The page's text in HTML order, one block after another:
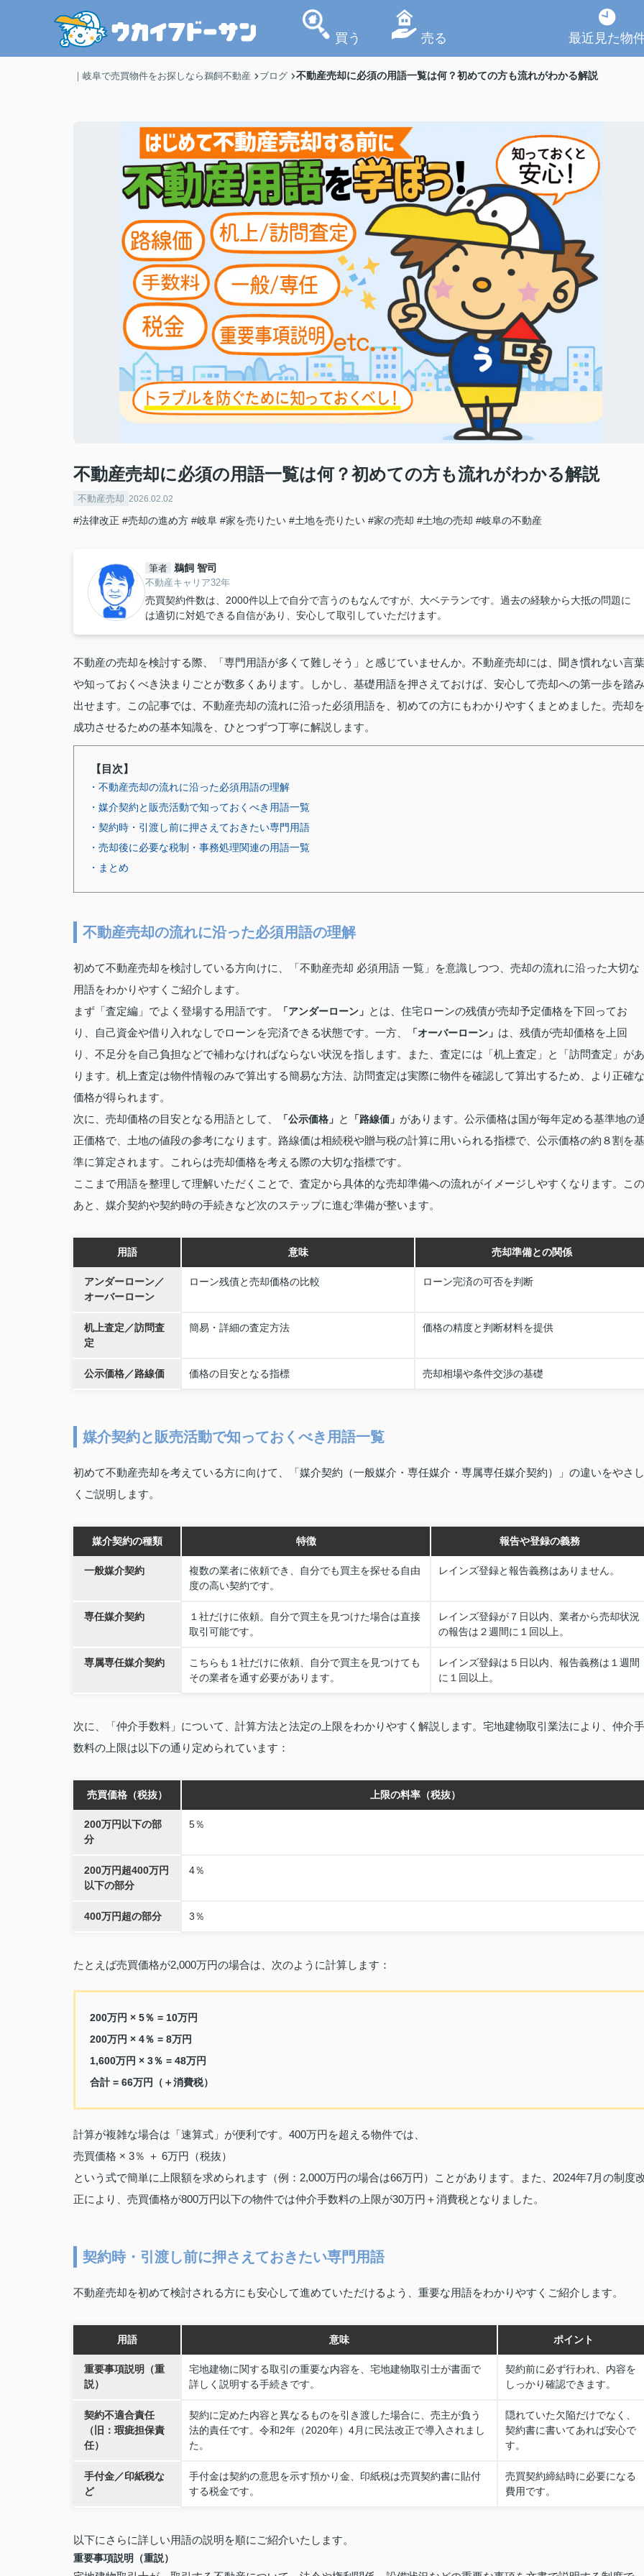
買う 売る 最近見た物
｜岐阜で売買物件をお探しなら鵜飼不動産 ブログ 不動産売却に必須の用語一覧は何？初めての方も流れがわかる解説
不動産売却に必須の用語一覧は何？初めての方も流れがわかる解説
不動産売却 2026.02.02
#法律改正 #売却の進め方 #岐阜 #家を売りたい #土地を売りたい #家の売却 #土地の売却 #岐阜の不動産
筆者 鵜飼 智司
不動産キャリア32年
売買契約件数は、2000件以上で自分で言うのもなんですが、大ベテランです。過去の経験から大抵の問題に
は適切に対処できる自信があり、安心して取引していただけます。
不動産の売却を検討する際、「専門用語が多くて難しそう」と感じていませんか。不動産売却には、聞き慣れない言葉
や知っておくべき決まりごとが数多くあります。しかし、基礎用語を押さえておけば、安心して売却への第一歩を踏み
出せます。この記事では、不動産売却の流れに沿った必須用語を、初めての方にもわかりやすくまとめました。売却を
成功させるための基本知識を、ひとつずつ丁寧に解説します。
【目次】
・不動産売却の流れに沿った必須用語の理解
・媒介契約と販売活動で知っておくべき用語一覧
・契約時・引渡し前に押さえておきたい専門用語
・売却後に必要な税制・事務処理関連の用語一覧
・まとめ
不動産売却の流れに沿った必須用語の理解
初めて不動産売却を検討している方向けに、「不動産売却 必須用語 一覧」を意識しつつ、売却の流れに沿った大切な
用語をわかりやすくご紹介します。
まず「査定編」でよく登場する用語です。
「アンダーローン」 とは、住宅ローンの残債が売却予定価格を下回ってお
り、自己資金や借り入れなしでローンを完済できる状態です。一方、
「オーバーローン」 は、残債が売却価格を上回
り、不足分を自己負担などで補わなければならない状況を指します。また、査定には「机上査定」と「訪問査定」があ
ります。机上査定は物件情報のみで算出する簡易な方法、訪問査定は実際に物件を確認して算出するため、より正確な
価格が得られます。
次に、売却価格の目安となる用語として、
「公示価格」 と 「路線価」 があります。公示価格は国が毎年定める基準地の
正価格で、土地の値段の参考になります。路線価は相続税や贈与税の計算に用いられる指標で、公示価格の約８割を基
準に算定されます。これらは売却価格を考える際の大切な指標です。
ここまで用語を整理して理解いただくことで、査定から具体的な売却準備への流れがイメージしやすくなります。この
あと、媒介契約や契約時の手続きなど次のステップに進む準備が整います。
用語 意味 売却準備との関係
アンダーローン／
オーバーローン
ローン残債と売却価格の比較 ローン完済の可否を判断
机上査定／訪問査
定
簡易・詳細の査定方法 価格の精度と判断材料を提供
公示価格／路線価 価格の目安となる指標 売却相場や条件交渉の基礎
媒介契約と販売活動で知っておくべき用語一覧
初めて不動産売却を考えている方に向けて、「媒介契約（一般媒介・専任媒介・専属専任媒介契約）」の違いをやさし
くご説明します。
媒介契約の種類 特徴 報告や登録の義務
一般媒介契約
複数の業者に依頼でき、自分でも買主を探せる自由
度の高い契約です。
レインズ登録と報告義務はありません。
専任媒介契約
１社だけに依頼。自分で買主を見つけた場合は直接
取引可能です。
レインズ登録が７日以内、業者から売却状況
の報告は２週間に１回以上。
専属専任媒介契約
こちらも１社だけに依頼、自分で買主を見つけても
その業者を通す必要があります。
レインズ登録は５日以内、報告義務は１週間
に１回以上。
次に、「仲介手数料」について、計算方法と法定の上限をわかりやすく解説します。宅地建物取引業法により、仲介手
数料の上限は以下の通り定められています：
売買価格（税抜） 上限の料率（税抜）
200万円以下の部
分
5％
200万円超400万円
以下の部分
4％
400万円超の部分 3％
たとえば売買価格が2,000万円の場合は、次のように計算します：
200万円 × 5％ = 10万円
200万円 × 4％ = 8万円
1,600万円 × 3％ = 48万円
合計 = 66万円（＋消費税）
計算が複雑な場合は「速算式」が便利です。400万円を超える物件では、
売買価格 × 3％ ＋ 6万円（税抜）
という式で簡単に上限額を求められます（例：2,000万円の場合は66万円）ことがあります。また、2024年7月の制度
正により、売買価格が800万円以下の物件では仲介手数料の上限が30万円＋消費税となりました。
契約時・引渡し前に押さえておきたい専門用語
不動産売却を初めて検討される方にも安心して進めていただけるよう、重要な用語をわかりやすくご紹介します。
用語 意味 ポイント
重要事項説明（重
説）
宅地建物に関する取引の重要な内容を、宅地建物取引士が書面で
詳しく説明する手続きです。
契約前に必ず行われ、内容を
しっかり確認できます。
契約不適合責任
（旧：瑕疵担保責
任）
契約に定めた内容と異なるものを引き渡した場合に、売主が負う
法的責任です。令和2年（2020年）4月に民法改正で導入されまし
た。
隠れていた欠陥だけでなく、
契約書に書いてあれば安心で
す。
手付金／印紙税な
ど
手付金は契約の意思を示す預かり金、印紙税は売買契約書に貼付
する税金です。
売買契約締結時に必要になる
費用です。
以下にさらに詳しい用語の説明を順にご紹介いたします。
重要事項説明（重説）